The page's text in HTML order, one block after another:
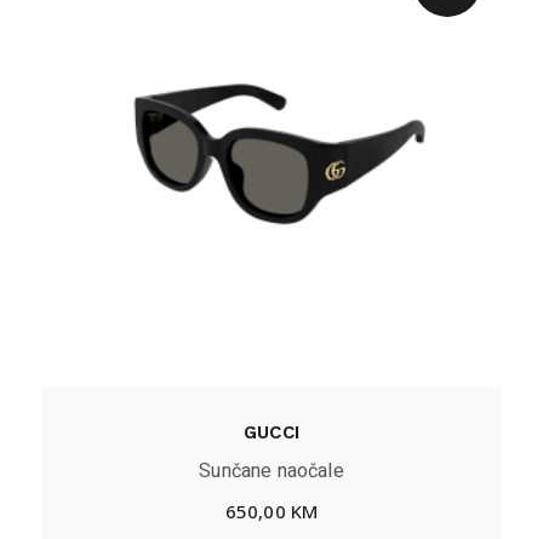
GUCCI
Sunčane naočale
650,00 KM